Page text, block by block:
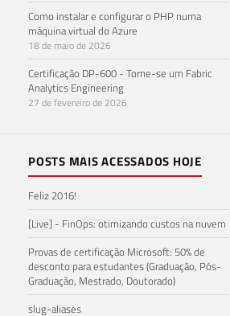
Como instalar e configurar o PHP numa
máquina virtual do Azure
18 de maio de 2026
Certificação DP-600 - Torne-se um Fabric
Analytics Engineering
27 de fevereiro de 2026
POSTS MAIS ACESSADOS HOJE
Feliz 2016!
[Live] - FinOps: otimizando custos na nuvem
Provas de certificação Microsoft: 50% de
desconto para estudantes (Graduação, Pós-
Graduação, Mestrado, Doutorado)
slug-aliases